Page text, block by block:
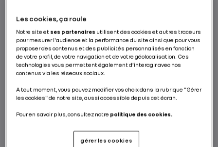
électrolyte solide deviendra-t-elle un jour la
nouvelle technologie de référence pour
stocker l’énergie à bord des voitures
électriques ? Les promesses de la batterie
tout solide sont réelles, mais il faudra
plusieurs années avant que les premiers
projets industriels aboutissent.
PAR RENAULT GROUP
Les cookies, ça roule
Notre site et ses partenaires utilisent des cookies et autres traceurs
pour mesurer l'audience et la performance du site ainsi que pour vous
proposer des contenus et des publicités personnalisés en fonction
de votre profil, de votre navigation et de votre géolocalisation. Ces
technologies vous permettent également d’interagir avec nos
contenus via les réseaux sociaux.
A tout moment, vous pouvez modifier vos choix dans la rubrique "Gérer
les cookies" de notre site, aussi accessible depuis cet écran.
Pour en savoir plus, consultez notre politique des cookies.
gérer les cookies